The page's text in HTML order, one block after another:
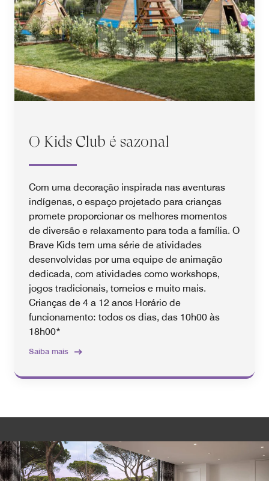
O Kids Club é sazonal
Com uma decoração inspirada nas aventuras
indígenas, o espaço projetado para crianças
promete proporcionar os melhores momentos
de diversão e relaxamento para toda a família. O
Brave Kids tem uma série de atividades
desenvolvidas por uma equipe de animação
dedicada, com atividades como workshops,
jogos tradicionais, torneios e muito mais.
Crianças de 4 a 12 anos Horário de
funcionamento: todos os dias, das 10h00 às
18h00*
Saiba mais